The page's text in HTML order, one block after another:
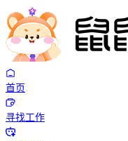
首页
寻找工作